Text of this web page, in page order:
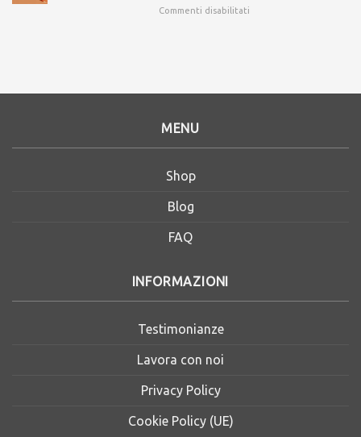
Commenti disabilitati
MENU
Shop
Blog
FAQ
INFORMAZIONI
Testimonianze
Lavora con noi
Privacy Policy
Cookie Policy (UE)